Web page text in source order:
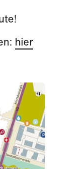
hier